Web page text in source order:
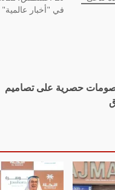
في "أخبار عالمية"
حصرية على تصاميم